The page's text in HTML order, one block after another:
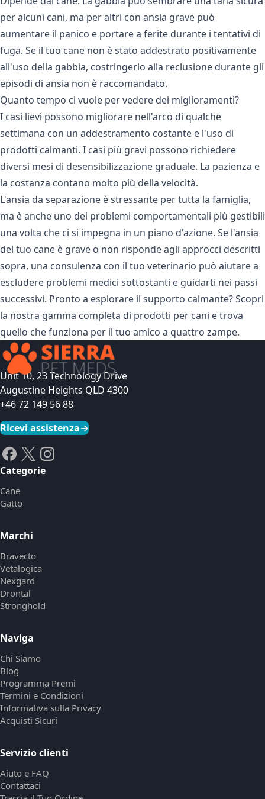
per alcuni cani, ma per altri con ansia grave può
aumentare il panico e portare a ferite durante i tentativi di
fuga. Se il tuo cane non è stato addestrato positivamente
all'uso della gabbia, costringerlo alla reclusione durante gli
episodi di ansia non è raccomandato.
Quanto tempo ci vuole per vedere dei miglioramenti?
I casi lievi possono migliorare nell'arco di qualche
settimana con un addestramento costante e l'uso di
prodotti calmanti. I casi più gravi possono richiedere
diversi mesi di desensibilizzazione graduale. La pazienza e
la costanza contano molto più della velocità.
L'ansia da separazione è stressante per tutta la famiglia,
ma è anche uno dei problemi comportamentali più gestibili
una volta che ci si impegna in un piano d'azione. Se l'ansia
del tuo cane è grave o non risponde agli approcci descritti
sopra, una consulenza con il tuo veterinario può aiutare a
escludere problemi medici sottostanti e guidarti nei passi
successivi. Pronto a esplorare il supporto calmante?Scopri
la nostra gamma completa di prodotti per cani e trova
quello che funziona per il tuo amico a quattro zampe.
Unit 10, 23 Technology Drive
Augustine Heights QLD 4300
+46 72 149 56 88
Ricevi assistenza→
Categorie
Cane
Gatto
Marchi
Bravecto
Vetalogica
Nexgard
Drontal
Stronghold
Naviga
Chi Siamo
Blog
Programma Premi
Termini e Condizioni
Informativa sulla Privacy
Acquisti Sicuri
Servizio clienti
Aiuto e FAQ
Contattaci